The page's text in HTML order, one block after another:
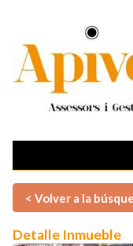
< Volver a la
Detalle Inmueble